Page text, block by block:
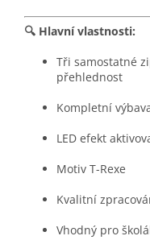
🔍 Hlavní vlastnosti:
Tři samostatné
přehlednost
Kompletní
LED efekt
Motiv T-Rexe
Kvalitní
Vhodný pro